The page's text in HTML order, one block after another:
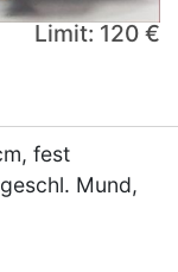
Limit: 120 €
fest
Mund,